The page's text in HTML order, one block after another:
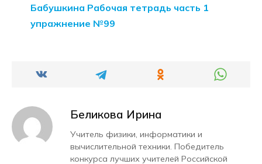
Бабушкина Рабочая тетрадь часть 1
упражнение №99
Беликова Ирина
Учитель физики, информатики и
вычислительной техники. Победитель
конкурса лучших учителей Российской